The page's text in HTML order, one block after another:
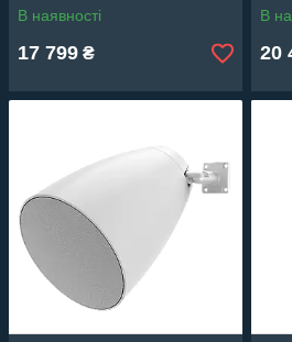
В наявності
17 799 ₴
В
20